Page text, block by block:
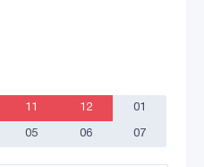
11 12 01
05 06 07